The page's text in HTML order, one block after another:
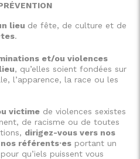
lieu de fête, de culture et de
.
et/ou violences
, qu’elles soient fondées sur
l’apparence, la race ou les
victime de violences sexistes
de racisme ou de toutes
dirigez-vous vers nos
référents·es portant un
qu’iels puissent vous